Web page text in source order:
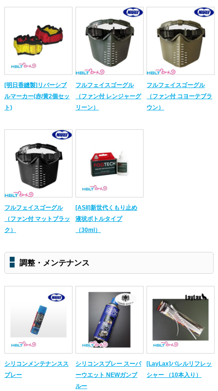
[明日香縫製]リバーシブ
ルマーカー(赤/黄2個セッ
ト)
フルフェイスゴーグル
（ファン付 レンジャーグ
リーン）
フルフェイスゴーグル
（ファン付 コヨーテブラ
ウン）
フルフェイスゴーグル
（ファン付 マットブラッ
ク）
[ASII]新世代くもり止め
液状ボトルタイプ
（30ml）
調整・メンテナンス
シリコンメンテナンスス
プレー
シリコンスプレー スーパ
ーウエット NEWガンブ
ルー
[LayLax]バレルリフレッ
シャー （10本入り）